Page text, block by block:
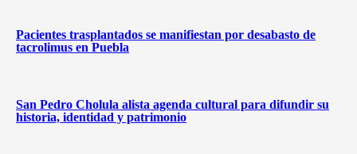
Pacientes trasplantados se manifiestan por desabasto de
tacrolimus en Puebla
San Pedro Cholula alista agenda cultural para difundir su
historia, identidad y patrimonio